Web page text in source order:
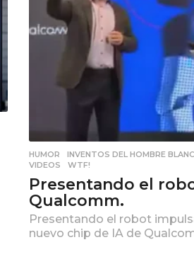
HUMOR ,INVENTOS DEL HOMBRE
VIDEOS
,WTF!
Presentando el
Qualcomm.
Presentando el robot
nuevo chip de IA de